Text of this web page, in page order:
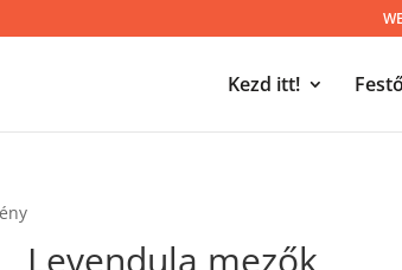
Kezd itt!
Levendula mezők